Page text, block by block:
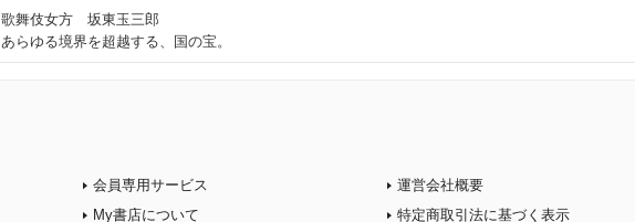
歌舞伎女方 坂東玉三郎
あらゆる境界を超越する、国の宝。
会員専用サービス
My書店について
運営会社概要
特定商取引法に基づく表示